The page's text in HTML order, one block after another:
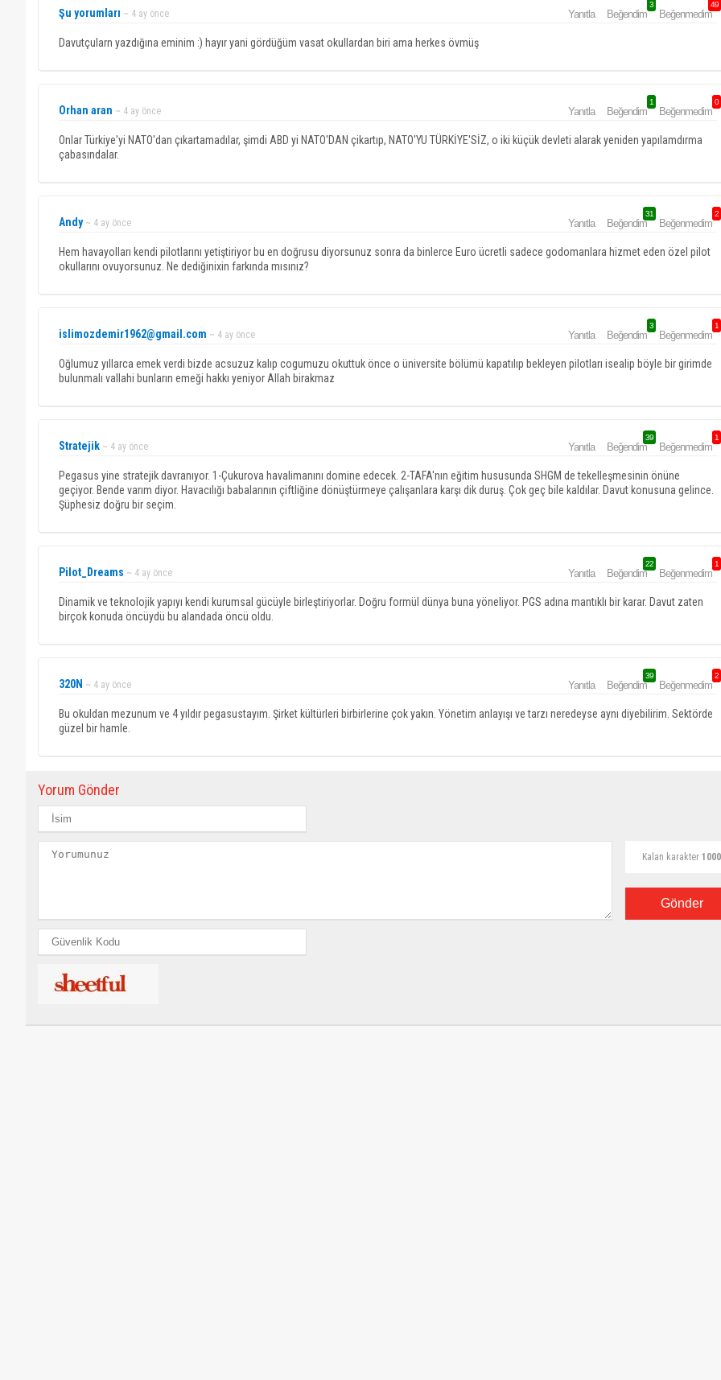
Şu yorumları ~ 4 ay önce Yanıtla Beğendim
3
Beğenmedim
49
Davutçularn yazdığına eminim :) hayır yani gördüğüm vasat okullardan biri ama herkes övmüş
Orhan aran ~ 4 ay önce Yanıtla Beğendim
1
Beğenmedim
0
Onlar Türkiye'yi NATO'dan çıkartamadılar, şimdi ABD yi NATO'DAN çikartıp, NATO'YU TÜRKİYE'SİZ, o iki küçük devleti alarak yeniden yapılamdırma
çabasındalar.
Andy ~ 4 ay önce Yanıtla Beğendim
31
Beğenmedim
2
Hem havayolları kendi pilotlarını yetiştiriyor bu en doğrusu diyorsunuz sonra da binlerce Euro ücretli sadece godomanlara hizmet eden özel pilot
okullarını ovuyorsunuz. Ne dediğinixin farkında mısınız?
islimozdemir1962@gmail.com ~ 4 ay önce Yanıtla Beğendim
3
Beğenmedim
1
Oğlumuz yıllarca emek verdi bizde acsuzuz kalıp cogumuzu okuttuk önce o üniversite bölümü kapatılıp bekleyen pilotları isealip böyle bir girimde
bulunmalı vallahi bunların emeği hakkı yeniyor Allah birakmaz
Stratejik ~ 4 ay önce Yanıtla Beğendim
39
Beğenmedim
1
Pegasus yine stratejik davranıyor. 1-Çukurova havalimanını domine edecek. 2-TAFA'nın eğitim hususunda SHGM de tekelleşmesinin önüne
geçiyor. Bende varım diyor. Havacılığı babalarının çiftliğine dönüştürmeye çalışanlara karşı dik duruş. Çok geç bile kaldılar. Davut konusuna gelince.
Şüphesiz doğru bir seçim.
Pilot_Dreams ~ 4 ay önce Yanıtla Beğendim
22
Beğenmedim
1
Dinamik ve teknolojik yapıyı kendi kurumsal gücüyle birleştiriyorlar. Doğru formül dünya buna yöneliyor. PGS adına mantıklı bir karar. Davut zaten
birçok konuda öncüydü bu alandada öncü oldu.
320N ~ 4 ay önce Yanıtla Beğendim
39
Beğenmedim
2
Bu okuldan mezunum ve 4 yıldır pegasustayım. Şirket kültürleri birbirlerine çok yakın. Yönetim anlayışı ve tarzı neredeyse aynı diyebilirim. Sektörde
güzel bir hamle.
Yorum Gönder
Kalan karakter 1000
Gönder